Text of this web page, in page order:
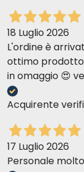
18 Luglio 2026
L'ordine è
ottimo
in omaggio 😍
Acquirente
17 Luglio 2026
Personale